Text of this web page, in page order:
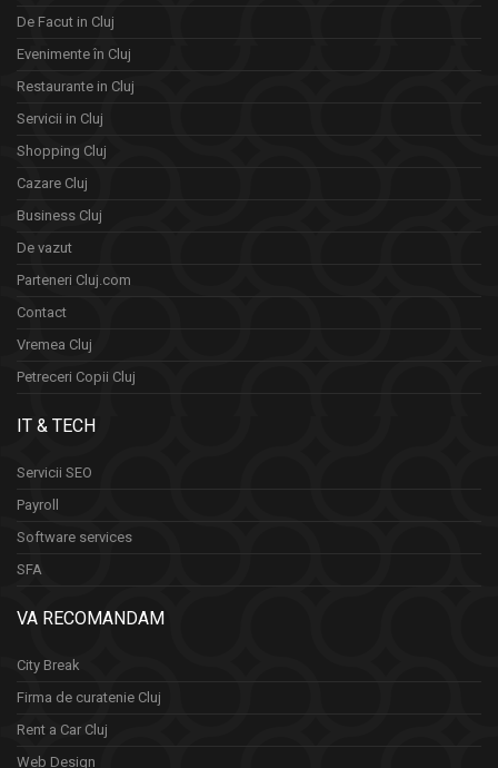
De Facut in Cluj
Evenimente în Cluj
Restaurante in Cluj
Servicii in Cluj
Shopping Cluj
Cazare Cluj
Business Cluj
De vazut
Parteneri Cluj.com
Contact
Vremea Cluj
Petreceri Copii Cluj
IT & TECH
Servicii SEO
Payroll
Software services
SFA
VA RECOMANDAM
City Break
Firma de curatenie Cluj
Rent a Car Cluj
Web Design